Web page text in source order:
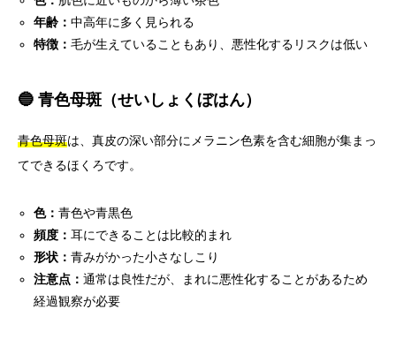
年齢：中高年に多く見られる
特徴：毛が生えていることもあり、悪性化するリスクは低い
🔵 青色母斑（せいしょくぼはん）
青色母斑は、真皮の深い部分にメラニン色素を含む細胞が集まっ
てできるほくろです。
色：青色や青黒色
頻度：耳にできることは比較的まれ
形状：青みがかった小さなしこり
注意点：通常は良性だが、まれに悪性化することがあるため
経過観察が必要